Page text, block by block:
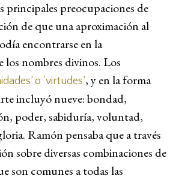
principales preocupaciones de
de que una aproximación al
encontrarse en la
los nombres divinos. Los
o ‘virtudes’, y en la forma
incluyó nueve: bondad,
poder, sabiduría, voluntad,
Ramón pensaba que a través
sobre diversas combinaciones de
son comunes a todas las